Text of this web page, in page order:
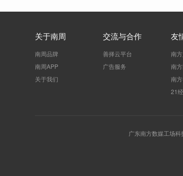
关于南周
南周品牌
南周APP
关于我们
交流与合作
善择云平台
广告服务
友
南
南
南
21
广东南方数媒工场